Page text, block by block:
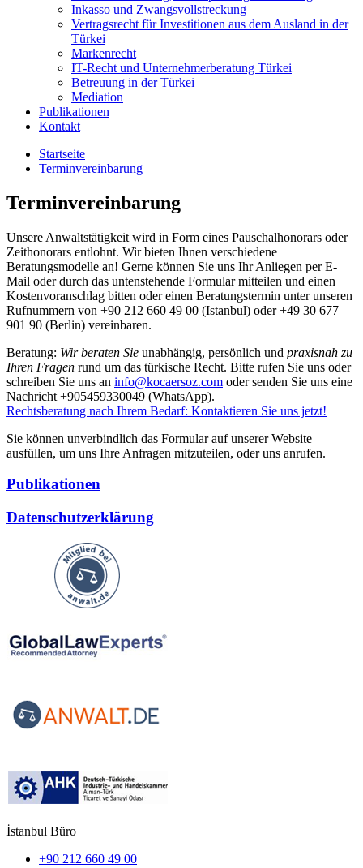
Inkasso und Zwangsvollstreckung
Vertragsrecht für Investitionen aus dem Ausland in der
Türkei
Markenrecht
IT-Recht und Unternehmerberatung Türkei
Betreuung in der Türkei
Mediation
Publikationen
Kontakt
Startseite
Terminvereinbarung
Terminvereinbarung
Unsere Anwaltstätigkeit wird in Form eines Pauschalhonorars oder
Zeithonorars entlohnt. Wir bieten Ihnen verschiedene
Beratungsmodelle an! Gerne können Sie uns Ihr Anliegen per E-
Mail oder durch das untenstehende Formular mitteilen und einen
Kostenvoranschlag bitten oder einen Beratungstermin unter unseren
Rufnummern von +90 212 660 49 00 (Istanbul) oder +49 30 677
901 90 (Berlin) vereinbaren.
Beratung: Wir beraten Sie unabhängig, persönlich und praxisnah zu
Ihren Fragen rund um das türkische Recht. Bitte rufen Sie uns oder
schreiben Sie uns an info@kocaersoz.com oder senden Sie uns eine
Nachricht +905459330049 (WhatsApp).
Rechtsberatung nach Ihrem Bedarf: Kontaktieren Sie uns jetzt!
Sie können unverbindlich das Formular auf unserer Website
ausfüllen, um uns Ihre Anfragen mitzuteilen, oder uns anrufen.
Publikationen
Datenschutzerklärung
İstanbul Büro
+90 212 660 49 00